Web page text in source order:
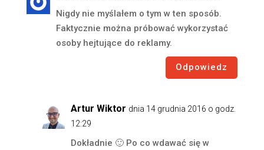
Nigdy nie myślałem o tym w ten sposób.
Faktycznie można próbować wykorzystać
osoby hejtujące do reklamy.
Odpowiedz
Artur Wiktor dnia 14 grudnia 2016 o godz.
12:29
Dokładnie 🙂 Po co wdawać się w